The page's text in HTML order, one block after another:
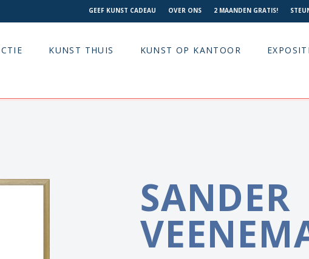
GEEF KUNST CADEAU OVER ONS 2 MAANDEN GRATIS!
KUNST THUIS KUNST OP KANTOOR
SANDER